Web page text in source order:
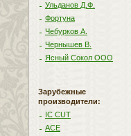
Ульданов Д.Ф.
Фортуна
Чебурков А.
Чернышев В.
Ясный Сокол ООО
Зарубежные
производители:
IC CUT
ACE